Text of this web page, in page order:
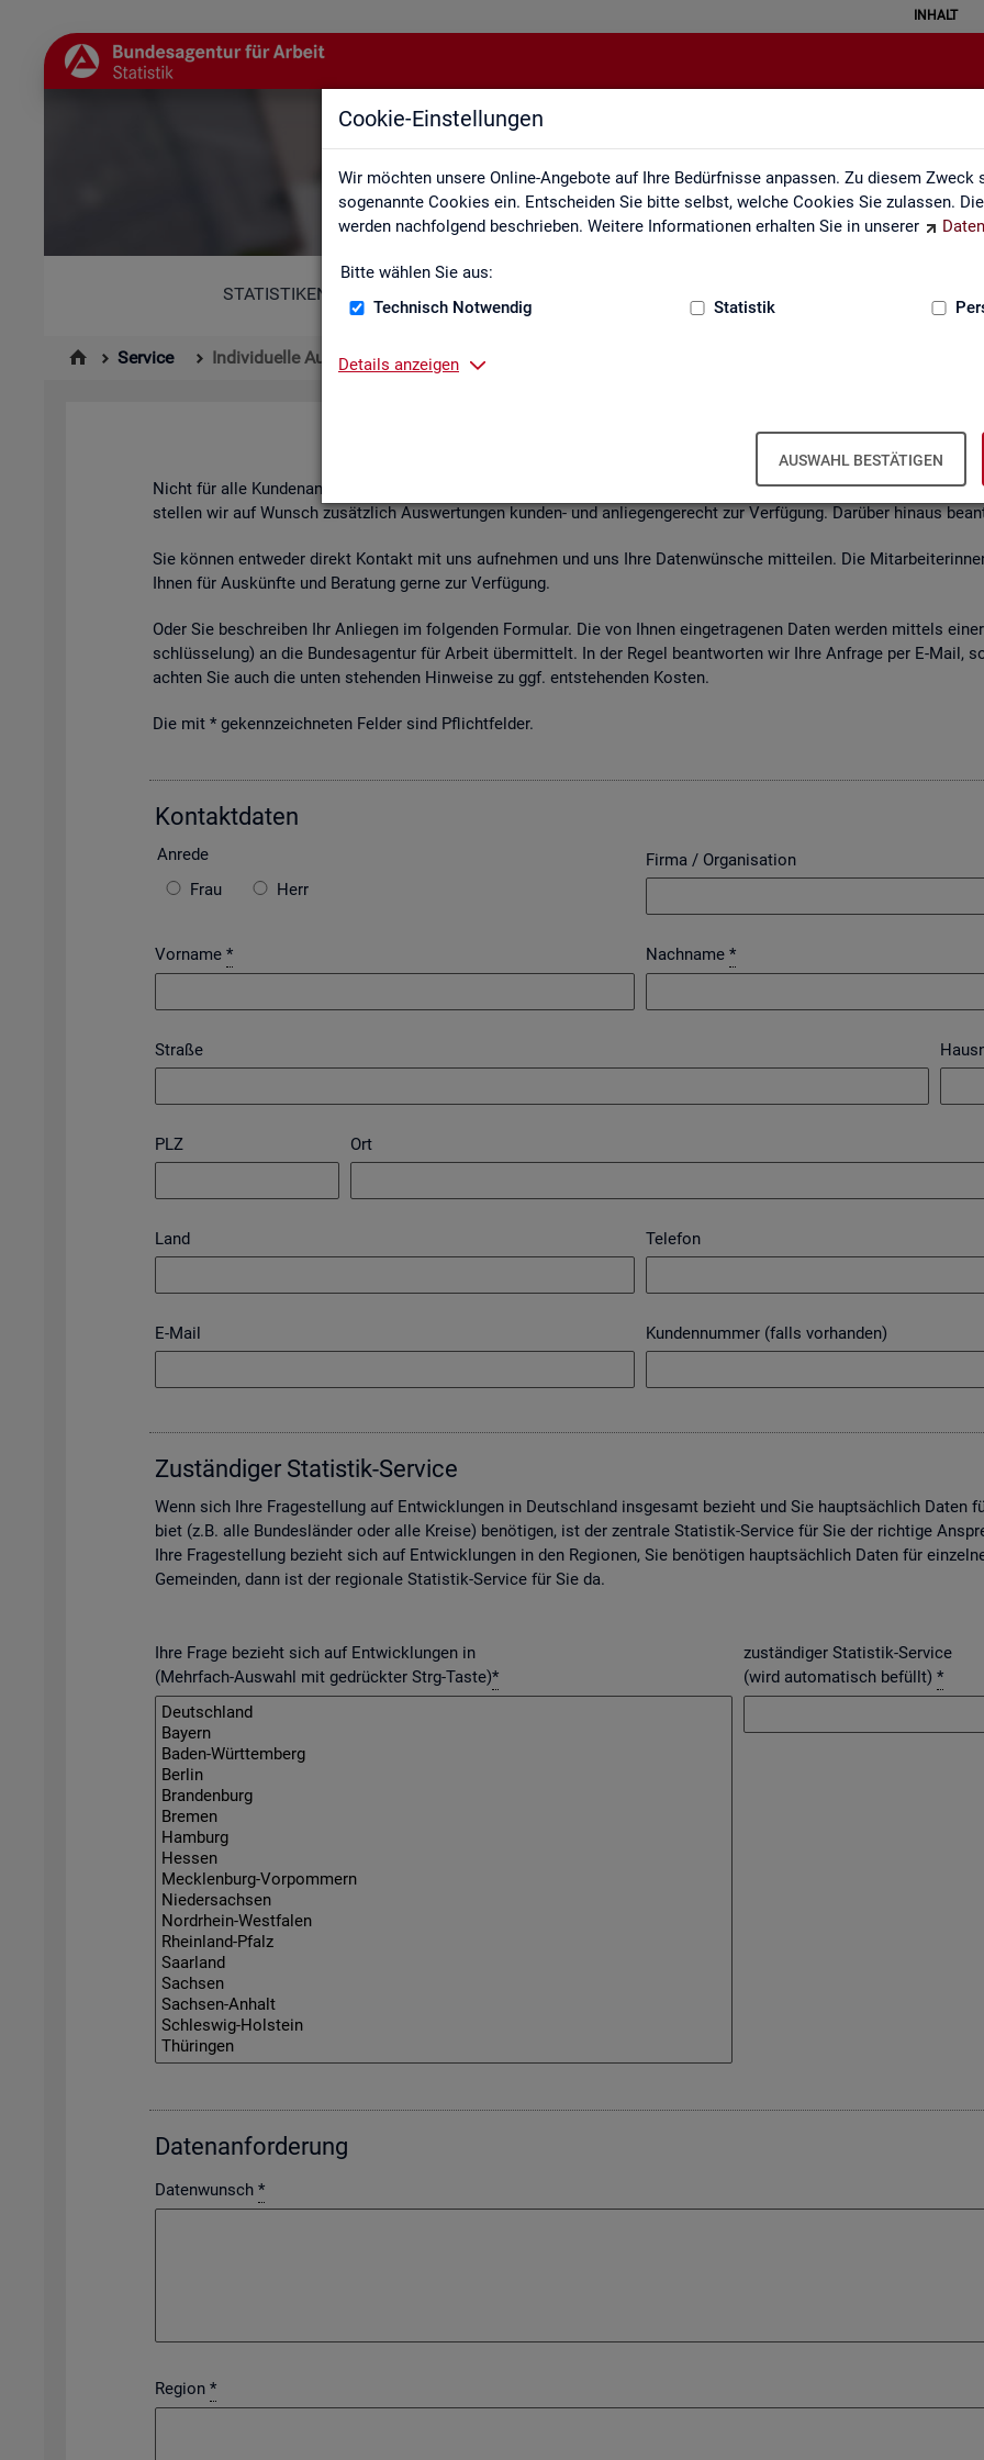
Cookie-Einstellungen
Wir möchten unsere Online-Angebote auf Ihre Bedürfnisse anpassen. Zu diesem Zweck
sogenannte Cookies ein. Entscheiden Sie bitte selbst, welche Cookies Sie zulassen.
werden nachfolgend beschrieben. Weitere Informationen erhalten Sie in unserer
Bitte wählen Sie aus:
Technisch Notwendig
Statistik
Details anzeigen
AUSWAHL BESTÄTIGEN
INHALT
Individuelle Auswertungsanliegen
STATISTIKEN
Service Individuelle Auswertungsanliegen
In­di­vi­du­el­le Aus­wer­tungs­an­lie­gen
Nicht für alle Kun­den­an­lie­gen ste­hen vor­be­rei­te­te pass­ge­naue Sta­tis­ti­ken in den Pro­duk­ten der Sta­tis­tik und
stel­len wir auf Wunsch zu­sätz­lich Aus­wer­tun­gen kun­den- und an­lie­gen­ge­recht zur Ver­fü­gung. Dar­über hin­aus
Sie kön­nen ent­we­der di­rekt Kon­takt mit uns auf­neh­men und uns Ihre Da­ten­wün­sche mit­tei­len. Die
Ihnen für Aus­künf­te und Be­ra­tung gerne zur Ver­fü­gung.
Oder Sie be­schrei­ben Ihr An­lie­gen im fol­gen­den For­mu­lar. Die von Ihnen ein­ge­tra­ge­nen Daten wer­den mit­tels
schlüs­se­lung) an die Bun­des­agen­tur für Ar­beit über­mit­telt. In der Regel be­ant­wor­ten wir Ihre An­fra­ge per E-Mail,
ach­ten Sie auch die unten ste­hen­den Hin­wei­se zu ggf. ent­ste­hen­den Kos­ten.
Die mit * ge­kenn­zeich­ne­ten Fel­der sind Pflicht­fel­der.
Kon­takt­da­ten
An­re­de
Frau
Herr
Firma / Organisation
Vorname * Nachname *
Straße
PLZ Ort
Land Telefon
E-Mail Kundennummer (falls vorhanden)
Zu­stän­di­ger Sta­tis­tik-Ser­vice
Wenn sich Ihre Fra­ge­stel­lung auf Ent­wick­lun­gen in Deutsch­land ins­ge­samt be­zieht und Sie haupt­säch­lich Daten
biet (z.B. alle Bun­des­län­der oder alle Krei­se) be­nö­ti­gen, ist der zen­tra­le Sta­tis­tik-Ser­vice für Sie der rich­ti­ge
Ihre Fra­ge­stel­lung be­zieht sich auf Ent­wick­lun­gen in den Re­gio­nen, Sie be­nö­ti­gen haupt­säch­lich Daten für
Ge­mein­den, dann ist der re­gio­na­le Sta­tis­tik-Ser­vice für Sie da.
Ihre Frage bezieht sich auf Entwicklungen in
(Mehrfach-Auswahl mit gedrückter Strg-Taste)*
zuständiger Statistik-Service
(wird automatisch befüllt) *
Da­ten­an­for­de­rung
Datenwunsch *
Region *